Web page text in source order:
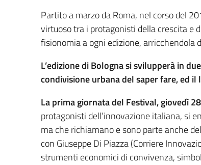
Partito a marzo da Roma, nel corso del
virtuoso tra i protagonisti della crescita e
fisionomia a ogni edizione,
L’edizione di Bologna si svilupperà in
condivisione urbana del saper fare, ed
La prima giornata del Festival, giovedì
protagonisti dell’innovazione italiana, si
ma che richiamano e sono parte anche
con Giuseppe Di Piazza (Corriere
strumenti economici di convivenza,